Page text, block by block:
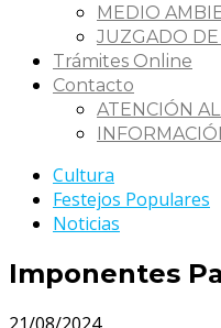
MEDIO
JUZGADO DE
Trámites Online
Contacto
ATENCIÓN
Cultura
Festejos Populares
Noticias
Imponentes